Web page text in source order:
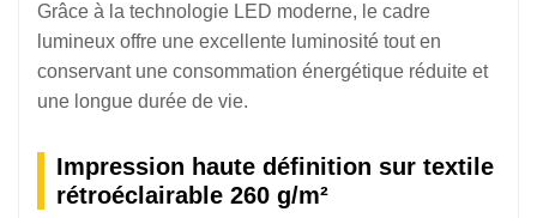
Grâce à la technologie LED moderne, le cadre
lumineux offre une excellente luminosité tout en
conservant une consommation énergétique réduite et
une longue durée de vie.
Impression haute définition sur textile
rétroéclairable 260 g/m²